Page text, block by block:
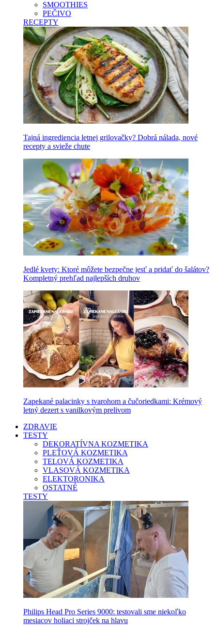
SMOOTHIES
PEČIVO
RECEPTY
Tajná ingrediencia letnej grilovačky? Dobrá nálada, nové
recepty a svieže chute
Jedlé kvety: Ktoré môžete bezpečne jesť a pridať do šalátov?
Kompletný prehľad najlepších druhov
Zapekané palacinky s tvarohom a čučoriedkami: Krémový
letný dezert s vanilkovým prelivom
ZDRAVIE
TESTY
DEKORATÍVNA KOZMETIKA
PLEŤOVÁ KOZMETIKA
TELOVÁ KOZMETIKA
VLASOVÁ KOZMETIKA
ELEKTORONIKA
OSTATNÉ
TESTY
Philips Head Pro Series 9000: testovali sme niekoľko
mesiacov holiaci strojček na hlavu